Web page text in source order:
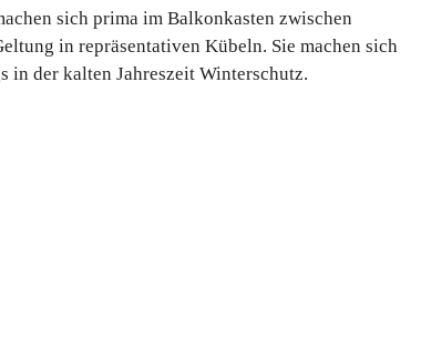
sich prima im Balkonkasten zwischen
in repräsentativen Kübeln. Sie machen sich
in der kalten Jahreszeit Winterschutz.